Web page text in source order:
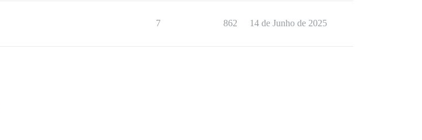
7 862 14 de Junho de 2025